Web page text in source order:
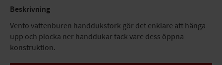
Beskrivning
Vento vattenburen handdukstork gör det enklare att hänga
upp och plocka ner handdukar tack vare dess öppna
konstruktion.